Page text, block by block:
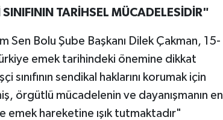
TARİHSEL MÜCADELESİDİR"
Sen Bolu Şube Başkanı Dilek Çakman, 15-
emek tarihindeki önemine dikkat
sendikal haklarını korumak için
örgütlü mücadelenin ve dayanışmanın en
hareketine ışık tutmaktadır"